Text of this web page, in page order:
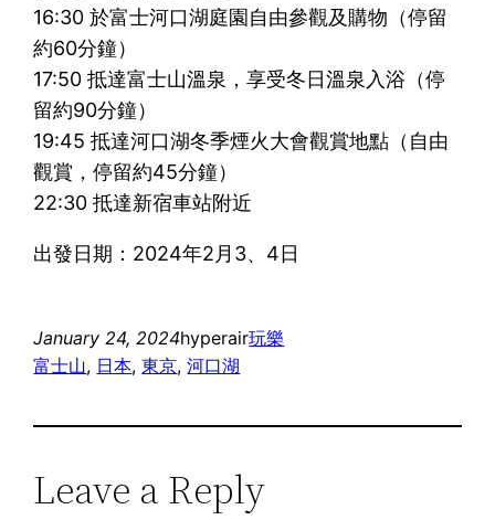
16:30 於富士河口湖庭園自由參觀及購物（停留
約60分鐘）
17:50 抵達富士山溫泉，享受冬日溫泉入浴（停
留約90分鐘）
19:45 抵達河口湖冬季煙火大會觀賞地點（自由
觀賞，停留約45分鐘）
22:30 抵達新宿車站附近
出發日期：2024年2月3、4日
January 24, 2024hyperair玩樂
富士山, 日本, 東京, 河口湖
Leave a Reply